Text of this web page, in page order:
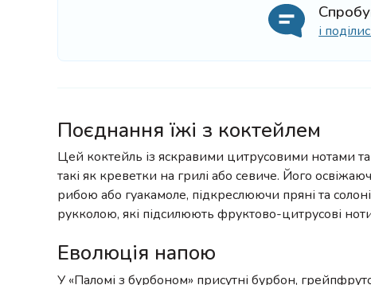
і
Поєднання їжі з коктейлем
Цей коктейль із яскравими цитрусовими нотами
такі як креветки на грилі або севиче. Його
рибою або гуакамоле, підкреслюючи пряні та
рукколою, які підсилюють фруктово-цитрусові
Еволюція напою
У «Паломі з бурбоном» присутні бурбон,